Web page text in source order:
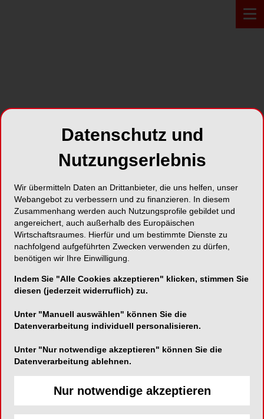
PROFIL*
Thieme & Frohberg GmbH
Tempelhofer Weg 11-12
10829 Berlin
Karte
Telefon:
030-8390033131
*Die Beiträge in dieser Rubrik stammen von den Anbietern und
spiegeln nicht die Meinung der Redaktion wider.
Datenschutz und
Nutzungserlebnis
Wir übermitteln Daten an Drittanbieter, die uns helfen, unser
Webangebot zu verbessern und zu finanzieren. In diesem
Zusammenhang werden auch Nutzungsprofile gebildet und
angereichert, auch außerhalb des Europäischen
Wirtschaftsraumes. Hierfür und um bestimmte Dienste zu
nachfolgend aufgeführten Zwecken verwenden zu dürfen,
benötigen wir Ihre Einwilligung.
Indem Sie "Alle Cookies akzeptieren" klicken, stimmen Sie
diesen (jederzeit widerruflich) zu.
Unter "Manuell auswählen" können Sie die
Datenverarbeitung individuell personalisieren.
Unter "Nur notwendige akzeptieren" können Sie die
Datenverarbeitung ablehnen.
Nur notwendige akzeptieren